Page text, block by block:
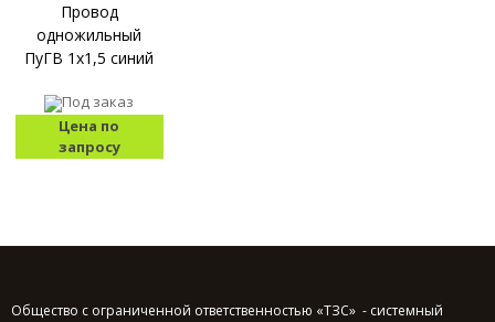
Провод
одножильный
ПуГВ 1x1,5 синий
Под заказ
Цена по
запросу
Общество с ограниченной ответственностью «ТЗС» - системный